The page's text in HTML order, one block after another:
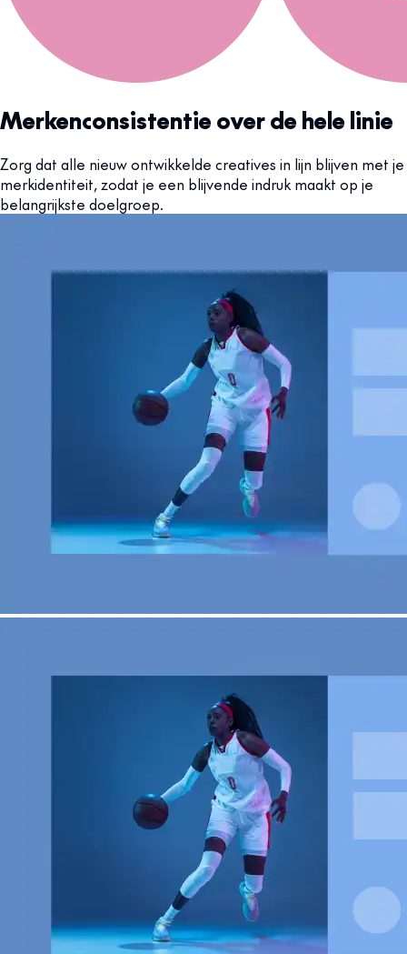
Merkenconsistentie over de hele linie
Zorg dat alle nieuw ontwikkelde creatives in lijn blijven met je
merkidentiteit, zodat je een blijvende indruk maakt op je
belangrijkste doelgroep.